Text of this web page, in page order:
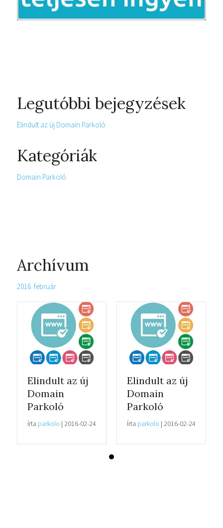
Legutóbbi bejegyzések
Elindult az új Domain Parkoló
Kategóriák
Domain Parkoló
Archívum
2016. február
Elindult az új
Domain
Parkoló
Írta parkolo | 2016-02-24
Elindult az új
Domain
Parkoló
Írta parkolo | 2016-02-24